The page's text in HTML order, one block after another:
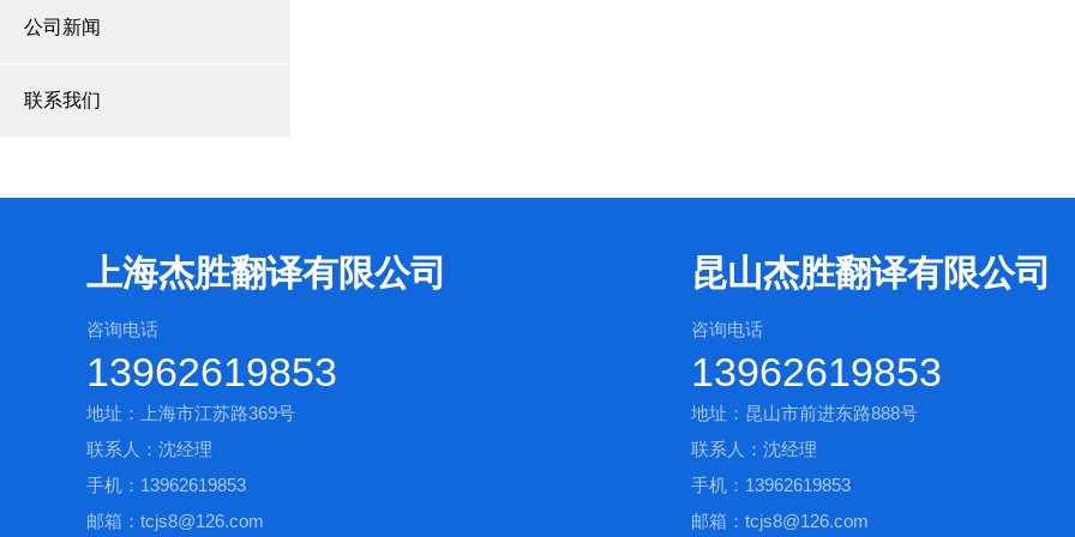
公司新闻
联系我们
上海杰胜翻译有限公司
咨询电话
13962619853
地址：上海市江苏路369号
联系人：沈经理
手机：13962619853
邮箱：tcjs8@126.com
昆山杰胜翻译有限公司
咨询电话
13962619853
地址：昆山市前进东路888号
联系人：沈经理
手机：13962619853
邮箱：tcjs8@126.com